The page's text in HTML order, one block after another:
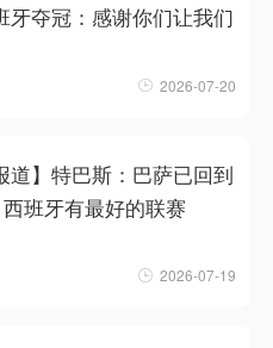
牙夺冠：感谢你们让我们
2026-07-20
道】特巴斯：巴萨已回到
班牙有最好的联赛
2026-07-19